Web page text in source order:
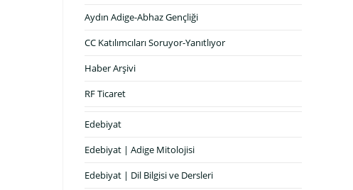
Aydın Adige-Abhaz Gençliği
CC Katılımcıları Soruyor-Yanıtlıyor
Haber Arşivi
RF Ticaret
Edebiyat
Edebiyat | Adige Mitolojisi
Edebiyat | Dil Bilgisi ve Dersleri